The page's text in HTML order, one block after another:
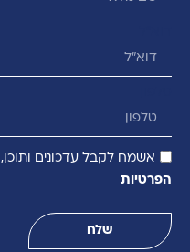
אשמח לקבל עדכונים
הפרטיות
שלח